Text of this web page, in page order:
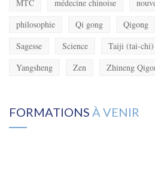
MTC
médecine chinoise
philosophie
Qi gong Qigong
Sagesse
Science Taiji (tai-chi)
Yangsheng
Zen Zhineng
FORMATIONS À VENIR